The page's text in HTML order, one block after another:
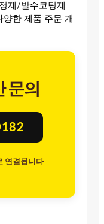
제/발수코팅제
한 제품 주문 개
문의
연결됩니다